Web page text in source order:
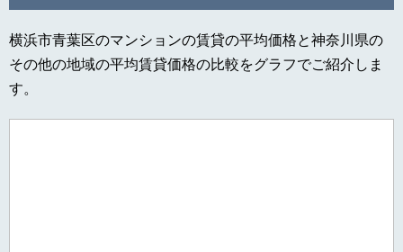
横浜市青葉区のマンションの賃貸の平均価格と神奈川県の
その他の地域の平均賃貸価格の比較をグラフでご紹介しま
す。